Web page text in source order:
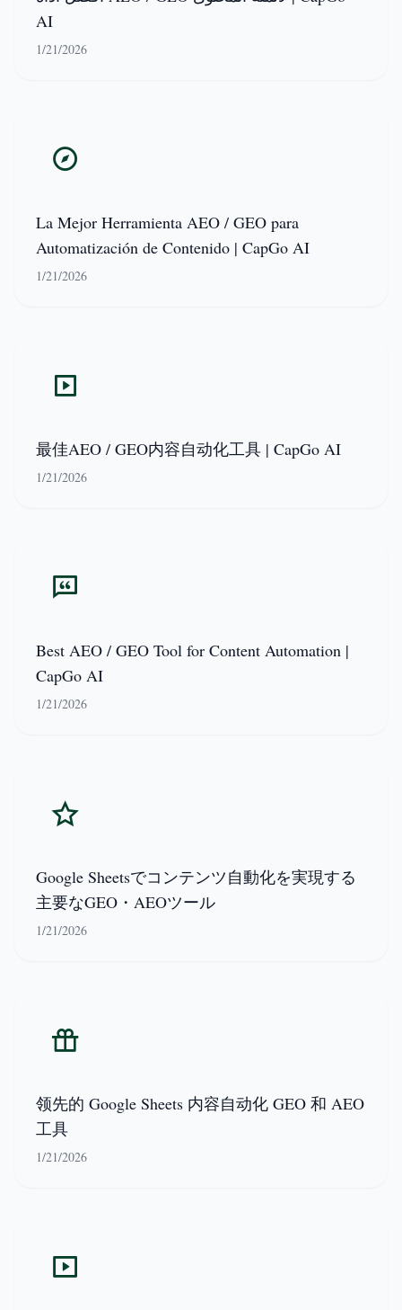
AI
1/21/2026
La Mejor Herramienta AEO / GEO para
Automatización de Contenido | CapGo AI
1/21/2026
最佳AEO / GEO内容自动化工具 | CapGo AI
1/21/2026
Best AEO / GEO Tool for Content Automation |
CapGo AI
1/21/2026
Google Sheetsでコンテンツ自動化を実現する
主要なGEO・AEOツール
1/21/2026
领先的 Google Sheets 内容自动化 GEO 和 AEO
工具
1/21/2026